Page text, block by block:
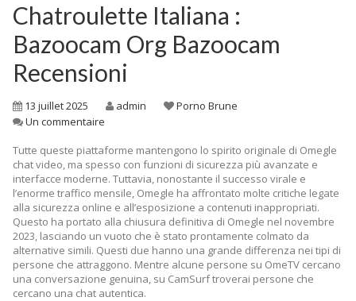
Chatroulette Italiana :
Bazoocam Org Bazoocam
Recensioni
13 juillet 2025 admin
Porno Brune
Un commentaire
Tutte queste piattaforme mantengono lo spirito originale di Omegle
chat video, ma spesso con funzioni di sicurezza più avanzate e
interfacce moderne. Tuttavia, nonostante il successo virale e
l’enorme traffico mensile, Omegle ha affrontato molte critiche legate
alla sicurezza online e all’esposizione a contenuti inappropriati.
Questo ha portato alla chiusura definitiva di Omegle nel novembre
2023, lasciando un vuoto che è stato prontamente colmato da
alternative simili. Questi due hanno una grande differenza nei tipi di
persone che attraggono. Mentre alcune persone su OmeTV cercano
una conversazione genuina, su CamSurf troverai persone che
cercano una chat autentica.